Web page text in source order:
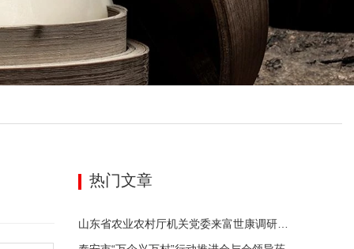
热门文章
山东省农业农村厅机关党委来富世康调研党建工作